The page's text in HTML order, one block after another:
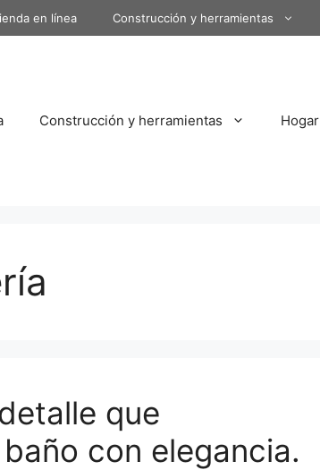
en línea Construcción y herramientas
Construcción y herramientas Hogar
que
con elegancia.